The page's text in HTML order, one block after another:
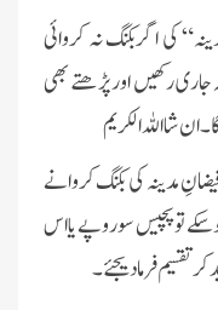
کی اگربکنگ نہ کروائی
جاری رکھیں اور پڑھتے بھی
شا اللہ الکریم
لئے ماہنامہ فیضانِ مدینہ کی بکنگ کروانے
تو پچیس سو روپے یا اس
تقسیم فرمادیجئے۔